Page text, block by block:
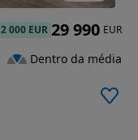
2 000 EUR 29 990 EUR
Dentro da média